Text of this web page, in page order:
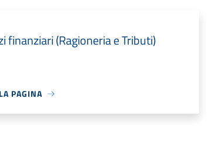
finanziari (Ragioneria e Tributi)
PAGINA